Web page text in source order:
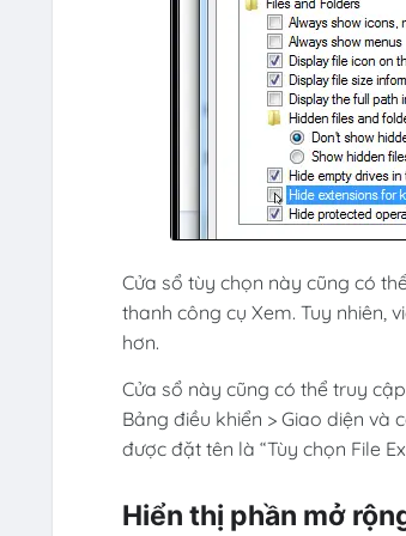
Cửa sổ tùy chọn này cũng có
thanh công cụ Xem. Tuy nhiên,
hơn.
Cửa sổ này cũng có thể truy
Bảng điều khiển > Giao diện và
được đặt tên là “Tùy chọn File
Hiển thị phần mở